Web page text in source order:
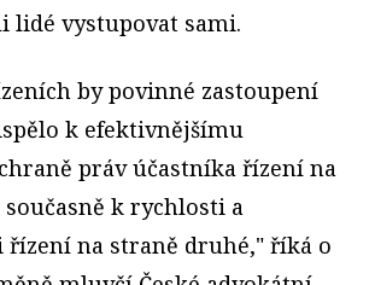
lidé vystupovat sami.
by povinné zastoupení
k efektivnějšímu
práv účastníka řízení na
k rychlosti a
řízení na straně druhé," říká o